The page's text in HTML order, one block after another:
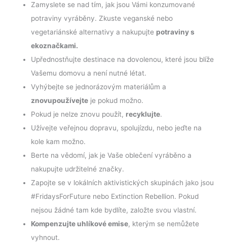
Zamyslete se nad tím, jak jsou Vámi konzumované
potraviny vyráběny. Zkuste veganské nebo
vegetariánské alternativy a nakupujte potraviny s
ekoznačkami.
Upřednostňujte destinace na dovolenou, které jsou blíže
Vašemu domovu a není nutné létat.
Vyhýbejte se jednorázovým materiálům a
znovupoužívejte je pokud možno.
Pokud je nelze znovu použít, recyklujte.
Užívejte veřejnou dopravu, spolujízdu, nebo jeďte na
kole kam možno.
Berte na vědomí, jak je Vaše oblečení vyráběno a
nakupujte udržitelné značky.
Zapojte se v lokálních aktivistických skupinách jako jsou
#FridaysForFuture nebo Extinction Rebellion. Pokud
nejsou žádné tam kde bydlíte, založte svou vlastní.
Kompenzujte uhlíkové emise, kterým se nemůžete
vyhnout.